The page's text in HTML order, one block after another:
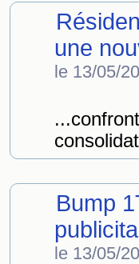
une
le 13/05/
Bump
le 13/05/